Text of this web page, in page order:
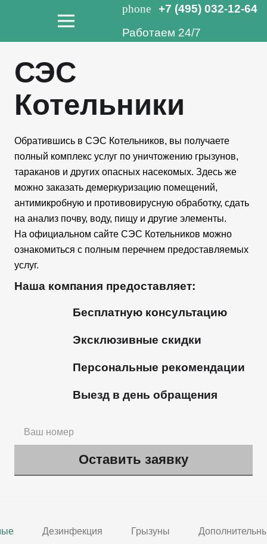
phone
+7 (495) 032-12-64
Работаем 24/7
СЭС
Котельники
Обратившись в СЭС Котельников, вы получаете
полный комплекс услуг по уничтожению грызунов,
тараканов и других опасных насекомых. Здесь же
можно заказать демеркуризацию помещений,
антимикробную и противовирусную обработку, сдать
на анализ почву, воду, пищу и другие элементы.
На официальном сайте СЭС Котельников можно
ознакомиться с полным перечнем предоставляемых
услуг.
Наша компания предоставляет:
Бесплатную консультацию
Эксклюзивные скидки
Персональные рекомендации
Выезд в день обращения
Дезинфекция Грызуны